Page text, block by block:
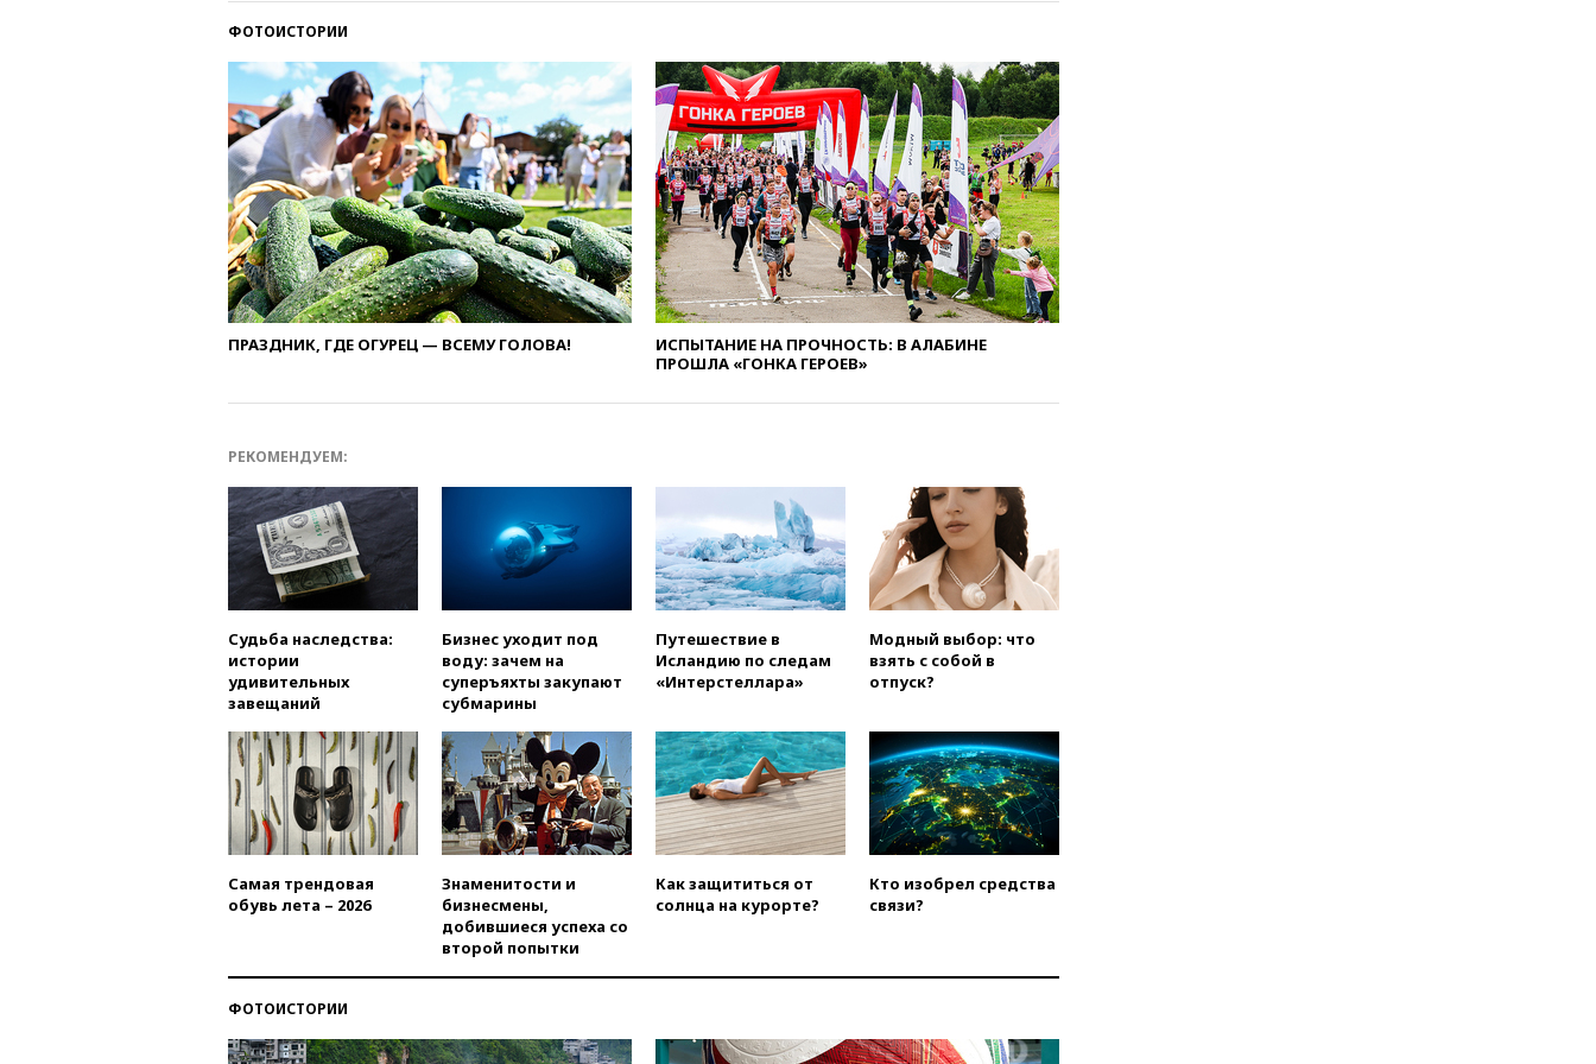
отпустить его с круглого стола
в Госдепе, чтобы «вести
войну»
01:35 Мигрант погиб при
попытке попасть из Марокко в
Сеуту на параплане
00:30FT: ЕС не готов принять в
блок Украину из-за уровня
коррупции
вчера, 23:35Лукашенко
объяснил экономическую
выгоду безвизового режима с
ЕС
вчера, 22:59На башню
Литовец
протаранил погранпункт при
попытке попасть в Россию
вчера, 22:28
Бессент
анонсировал скорое
огня США и Ирана
вчера, 22:15Три человека
вчера, 22:00Путин поручил
выделить средства на новые
РЛС для Белгородской
области
отказал Украине в
использовании Starlink для
складе в Брянске возбудили
вчера, 21:26Лидеры сборной
ФОТОИСТОРИИ
ПРАЗДНИК, ГДЕ ОГУРЕЦ — ВСЕМУ ГОЛОВА!
ИСПЫТАНИЕ НА ПРОЧНОСТЬ: В АЛАБИНЕ
ПРОШЛА «ГОНКА ГЕРОЕВ»
РЕКОМЕНДУЕМ:
Судьба наследства:
истории
удивительных
завещаний
Бизнес уходит под
воду: зачем на
суперъяхты закупают
субмарины
Путешествие в
Исландию по следам
«Интерстеллара»
Модный выбор: что
взять с собой в
отпуск?
Самая трендовая
обувь лета – 2026
Знаменитости и
бизнесмены,
добившиеся успеха со
второй попытки
Как защититься от
солнца на курорте?
Кто изобрел средства
связи?
ФОТОИСТОРИИ